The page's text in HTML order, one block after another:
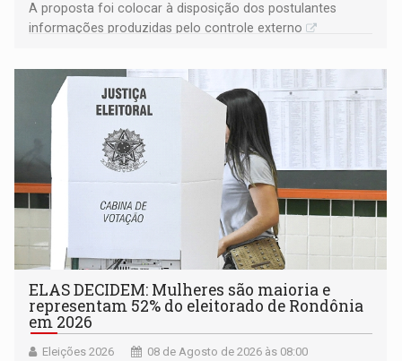
A proposta foi colocar à disposição dos postulantes
informações produzidas pelo controle externo
ELAS DECIDEM: Mulheres são maioria e
representam 52% do eleitorado de Rondônia
em 2026
Eleições 2026 08 de Agosto de 2026 às 08:00